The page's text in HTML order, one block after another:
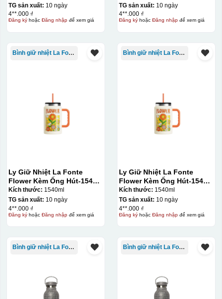
Đây là giấy decal đã in xong, đang chờ khô để cắt dán
nước và trượt nhẹ lên gốm sứ để tem decal dính tạm lên
đó bằng nước. Người thợ sẽ căn chỉnh bằng mắt thường
cho vị trí logo cân đối phù hợp, sau đó dùng miếng nhựa
gạt hết nước phía dưới ra
TG sản xuất: 10 ngày
4**.000 ₫
Đăng kýhoặc Đăng nhậpđể xem giá
TG sản xuất: 10 ngày
4**.000 ₫
Đăng kýhoặc Đăng nhậpđể xem giá
Bình giữ nhiệt La Fonte
Ly Giữ Nhiệt La Fonte
Flower Kèm Ống Hút-1540
ml-014786
Kích thước: 1540ml
TG sản xuất: 10 ngày
4**.000 ₫
Đăng kýhoặc Đăng nhậpđể xem giá
Bình giữ nhiệt La Fonte
Ly Giữ Nhiệt La Fonte
Flower Kèm Ống Hút-1540
ml-014786
Kích thước: 1540ml
TG sản xuất: 10 ngày
4**.000 ₫
Đăng kýhoặc Đăng nhậpđể xem giá
Bình giữ nhiệt La Fonte Bình giữ nhiệt La Fonte